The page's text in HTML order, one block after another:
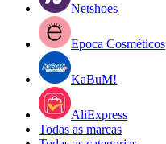
Netshoes
Epoca Cosméticos
KaBuM!
AliExpress
Todas as marcas